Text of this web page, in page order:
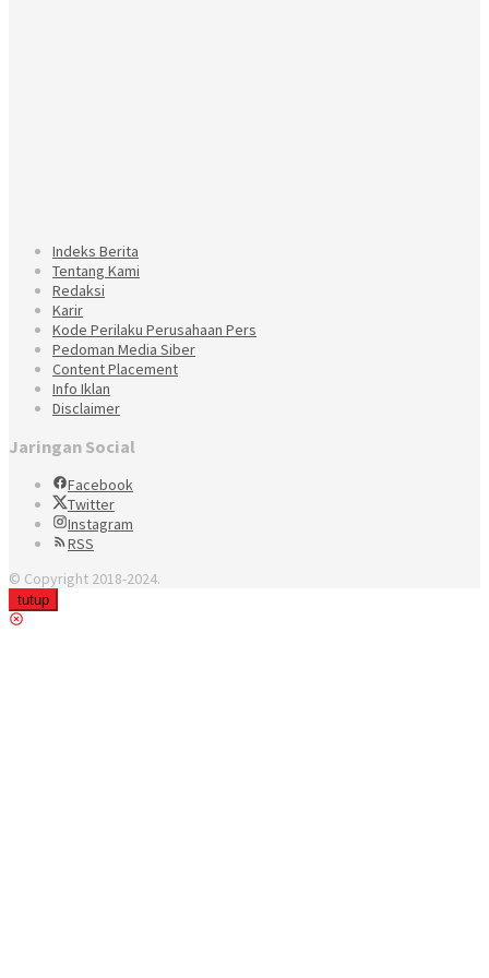
Indeks Berita
Tentang Kami
Redaksi
Karir
Kode Perilaku Perusahaan Pers
Pedoman Media Siber
Content Placement
Info Iklan
Disclaimer
Jaringan Social
Facebook
Twitter
Instagram
RSS
© Copyright 2018-2024.
tutup